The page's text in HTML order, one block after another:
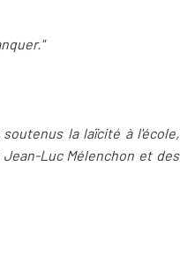
la laïcité à l'école,
Luc Mélenchon et des